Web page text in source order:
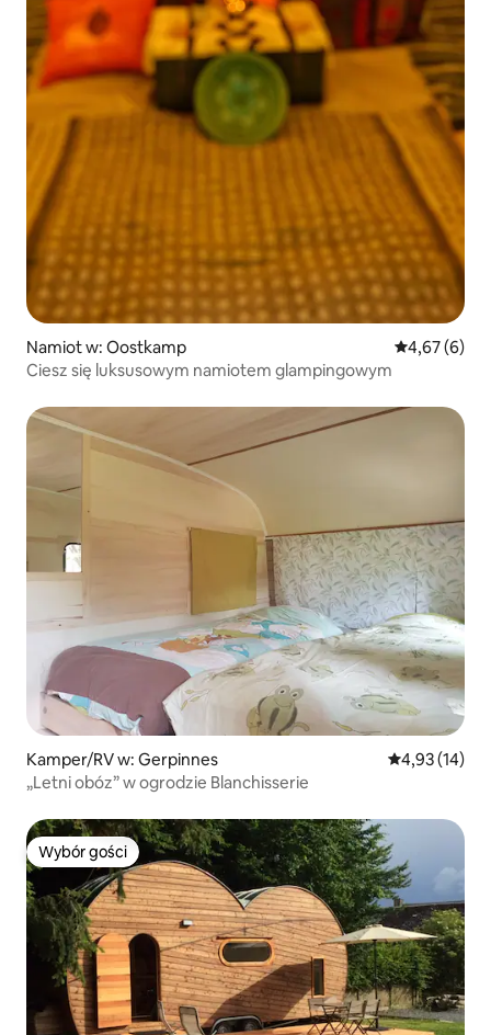
Namiot w: Oostkamp Średnia
4,67 (6)
Ciesz się luksusowym namiotem glampingowym
Kamper/RV w: Gerpinnes Średnia
4,93 (14)
„Letni obóz” w ogrodzie Blanchisserie
Wybór gości
Wybór gości